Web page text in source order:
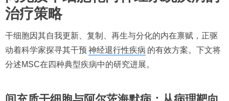
治疗策略
干细胞因其自我更新、复制、再生与分化的内在禀赋，正驱
动着科学家探寻其干预 神经退行性疾病 的有效方案。下文将
分述MSC在四种典型疾病中的研究进展。